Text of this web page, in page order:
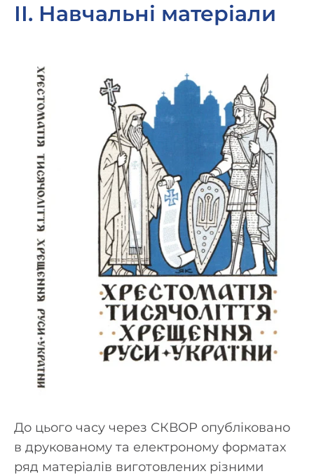
ІІ. Навчальні матеріали
До цього часу через СКВОР опубліковано
в друкованому та електроному форматах
ряд матеріалів виготовлених різними